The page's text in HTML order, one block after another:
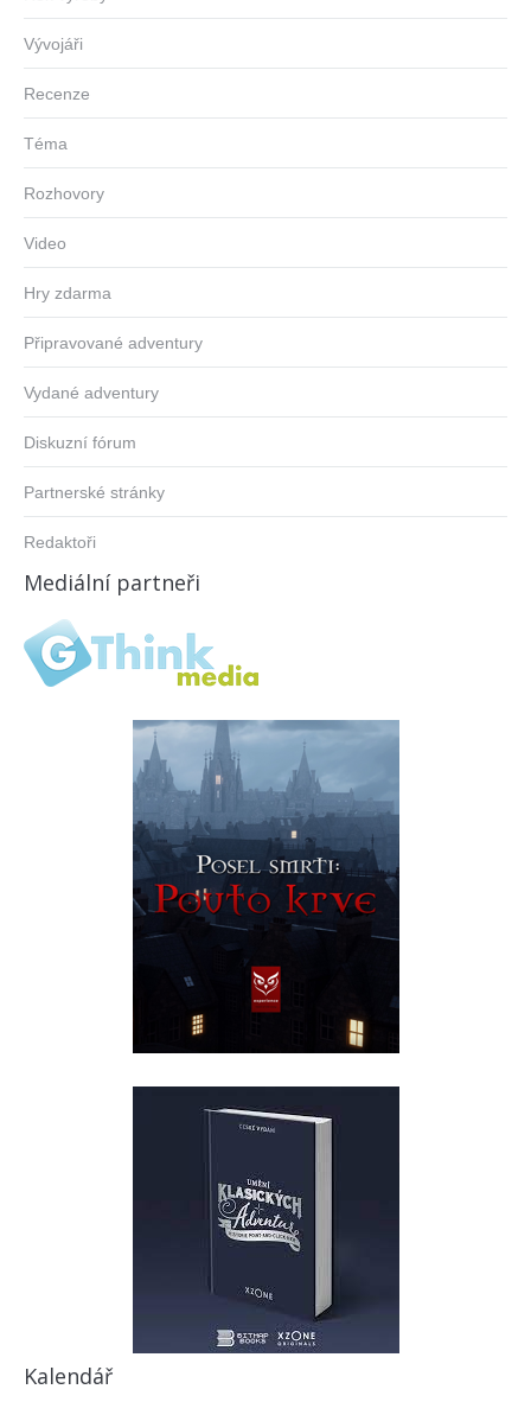
Vývojáři
Recenze
Téma
Rozhovory
Video
Hry zdarma
Připravované adventury
Vydané adventury
Diskuzní fórum
Partnerské stránky
Redaktoři
Mediální partneři
Kalendář